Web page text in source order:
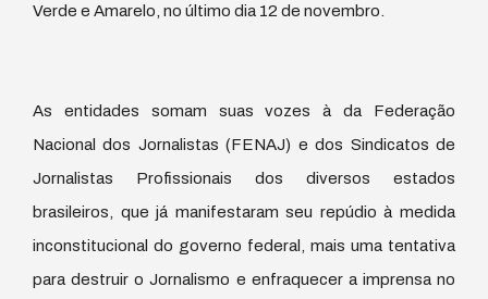
Verde e Amarelo, no último dia 12 de novembro.
As entidades somam suas vozes à da Federação
Nacional dos Jornalistas (FENAJ) e dos Sindicatos de
Jornalistas Profissionais dos diversos estados
brasileiros, que já manifestaram seu repúdio à medida
inconstitucional do governo federal, mais uma tentativa
para destruir o Jornalismo e enfraquecer a imprensa no